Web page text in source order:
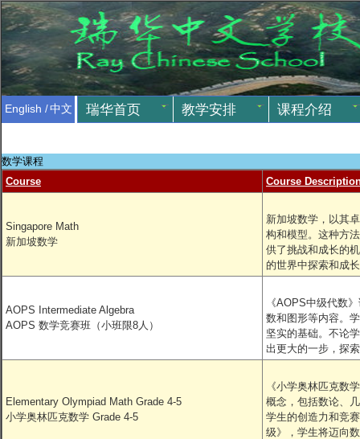
English /中文 瑞华首页 教学安排 课程介绍
数学课程
Course
Course
Singapore Math
新加坡数学
新加坡数学，以其
构和模型。这种方
供了挑战和成长的
的世界中探索和成
AOPS Intermediate Algebra
AOPS 数学竞赛班（小班限8人）
《AOPS中级代数
数和图形等内容。
坚实的基础。不论
出更大的一步，探
Elementary Olympiad Math Grade 4-5
小学奥林匹克数学 Grade 4-5
《小学奥林匹克数
概念，包括数论、
学生的创造力和竞
级》，学生将迈向